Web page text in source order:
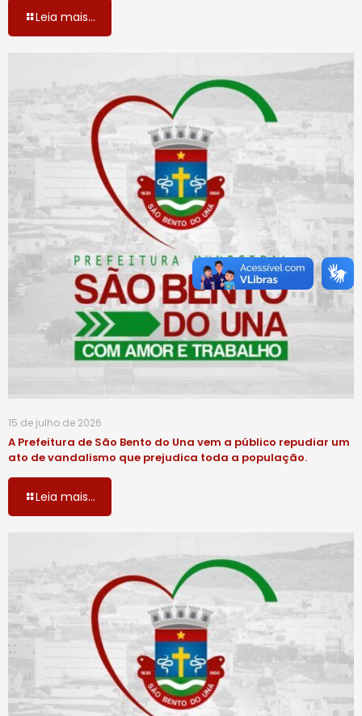
Leia mais...
15 de julho de 2026
A Prefeitura de São Bento do Una vem a público repudiar um
ato de vandalismo que prejudica toda a população.
Leia mais...